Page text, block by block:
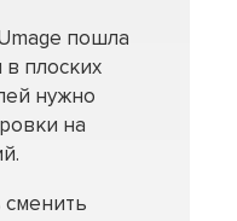
пошла
плоских
нужно
на